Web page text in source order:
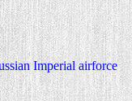
Imperial airforce